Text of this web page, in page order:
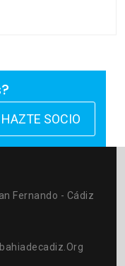
HAZTE SOCIO
Fernando - Cádiz